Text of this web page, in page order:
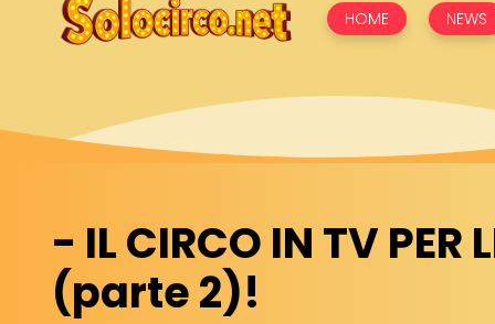
HOME NEWS
- IL CIRCO IN TV PER
(parte 2)!